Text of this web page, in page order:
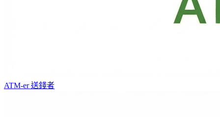
ATM-er 送錢者